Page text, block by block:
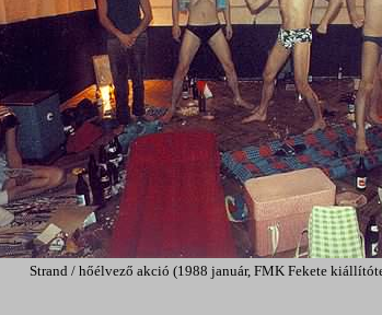
Strand / hőélvező akció (1988 január, FMK Fekete